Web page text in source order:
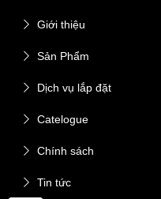
Giới thiệu
Sản Phẩm
Dịch vụ lắp đặt
Catelogue
Chính sách
Tin tức